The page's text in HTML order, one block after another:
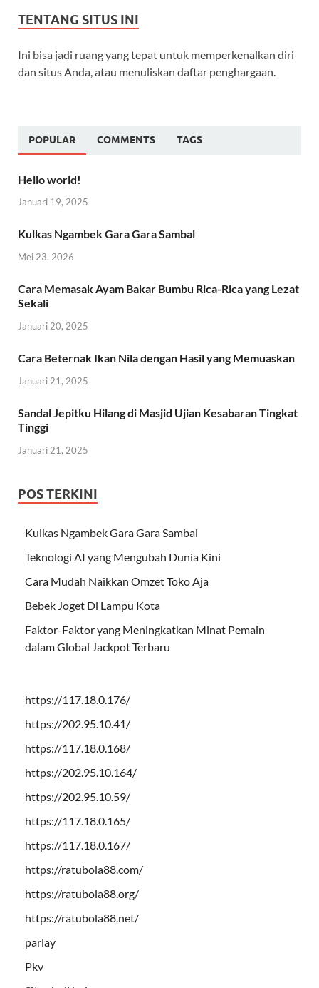
TENTANG SITUS INI
Ini bisa jadi ruang yang tepat untuk memperkenalkan diri
dan situs Anda, atau menuliskan daftar penghargaan.
POPULAR COMMENTS TAGS
Hello world!
Januari 19, 2025
Kulkas Ngambek Gara Gara Sambal
Mei 23, 2026
Cara Memasak Ayam Bakar Bumbu Rica-Rica yang Lezat
Sekali
Januari 20, 2025
Cara Beternak Ikan Nila dengan Hasil yang Memuaskan
Januari 21, 2025
Sandal Jepitku Hilang di Masjid Ujian Kesabaran Tingkat
Tinggi
Januari 21, 2025
POS TERKINI
Kulkas Ngambek Gara Gara Sambal
Teknologi AI yang Mengubah Dunia Kini
Cara Mudah Naikkan Omzet Toko Aja
Bebek Joget Di Lampu Kota
Faktor-Faktor yang Meningkatkan Minat Pemain
dalam Global Jackpot Terbaru
https://117.18.0.176/
https://202.95.10.41/
https://117.18.0.168/
https://202.95.10.164/
https://202.95.10.59/
https://117.18.0.165/
https://117.18.0.167/
https://ratubola88.com/
https://ratubola88.org/
https://ratubola88.net/
parlay
Pkv